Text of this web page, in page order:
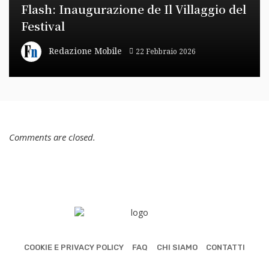
Flash: Inaugurazione de Il Villaggio del
Festival
Redazione Mobile 22 Febbraio 2026
Comments are closed.
COOKIE E PRIVACY POLICY FAQ CHI SIAMO CONTATTI